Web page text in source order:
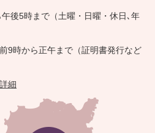
後5時まで（土曜・日曜・休日､年
9時から正午まで（証明書発行など
細